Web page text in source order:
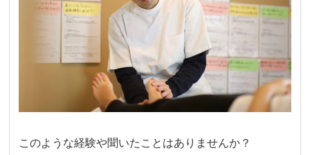
このような経験や聞いたことはありませんか？